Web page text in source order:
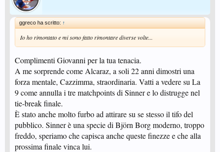
ggreco ha scritto: ↑
Io ho rimontato e mi sono fatto rimontare diverse volte...
Complimenti Giovanni per la tua tenacia.
A me sorprende come Alcaraz, a soli 22 anni dimostri una
forza mentale, Cazzimma, straordinaria. Vatti a vedere su La
9 come annulla i tre matchpoints di Sinner e lo distrugge nel
tie-break finale.
È stato anche molto furbo ad attirare su se stesso il tifo del
pubblico. Sinner è una specie di Björn Borg moderno, troppo
freddo, speriamo che capisca anche queste finezze e che alla
prossima finale vinca lui.